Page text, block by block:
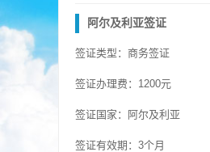
阿尔及利亚签证
签证类型：商务签证
签证办理费：1200元
签证国家：阿尔及利亚
签证有效期：3个月